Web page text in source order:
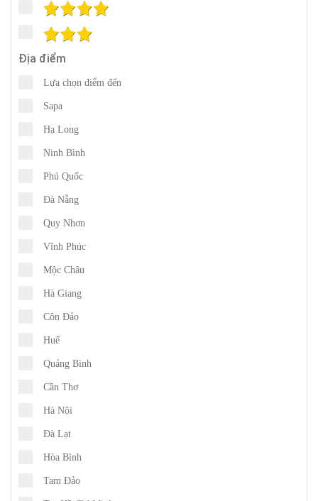
Địa điểm
Lựa chọn điểm đến
Sapa
Hạ Long
Ninh Bình
Phú Quốc
Đà Nẵng
Quy Nhơn
Vĩnh Phúc
Mộc Châu
Hà Giang
Côn Đảo
Huế
Quảng Bình
Cần Thơ
Hà Nội
Đà Lạt
Hòa Bình
Tam Đảo